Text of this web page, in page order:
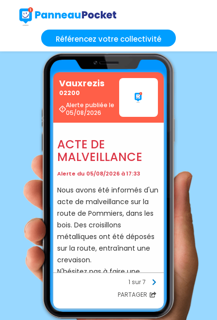
Référencez votre collectivité
Vauxrezis
02200
Alerte publiée le
05/08/2026
ACTE DE
MALVEILLANCE
Alerte du 05/08/2026 à 17:33
Nous avons été informés d'un
acte de malveillance sur la
route de Pommiers, dans les
bois. Des croisillons
métalliques ont été déposés
sur la route, entraînant une
crevaison.
N'hésitez pas à faire une
déclaration en gendarmerie si
ce fait devait se reproduire.
1 sur 7
PARTAGER